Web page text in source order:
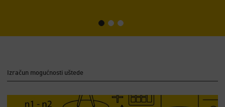
Izračun mogućnosti uštede